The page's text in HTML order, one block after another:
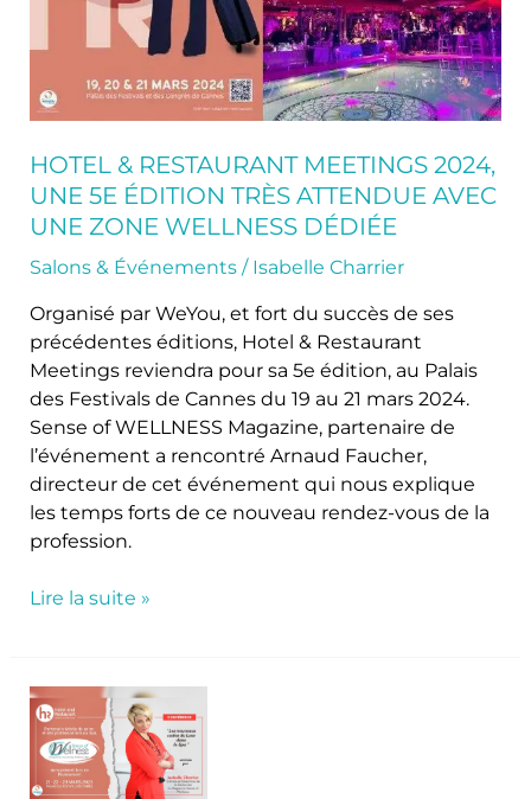
HOTEL & RESTAURANT MEETINGS 2024,
UNE 5E ÉDITION TRÈS ATTENDUE AVEC
UNE ZONE WELLNESS DÉDIÉE
Salons & Événements/ Isabelle Charrier
Organisé par WeYou, et fort du succès de ses
précédentes éditions, Hotel & Restaurant
Meetings reviendra pour sa 5e édition, au Palais
des Festivals de Cannes du 19 au 21 mars 2024.
Sense of WELLNESS Magazine, partenaire de
l’événement a rencontré Arnaud Faucher,
directeur de cet événement qui nous explique
les temps forts de ce nouveau rendez-vous de la
profession.
attendue
avec
une
Wellness
dédiée
Lire la suite »
À
VOS
AGENDAS